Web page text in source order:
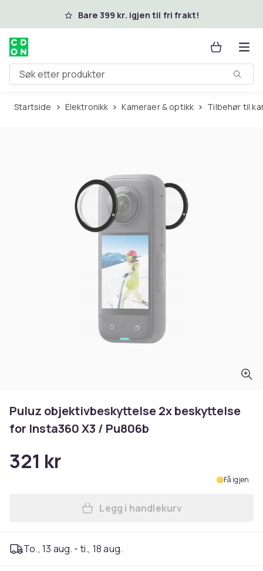
Hopp til hovedinnholdBare 399 kr. igjen til fri frakt!
Søk etter produkter
Startside Elektronikk Kameraer & optikk Tilbehør til
Puluz objektivbeskyttelse 2x beskyttelse
for Insta360 X3 / Pu806b
321 kr
Få igjen
Legg Puluz
Legg i handlekurv
To., 13 aug. - ti., 18 aug.